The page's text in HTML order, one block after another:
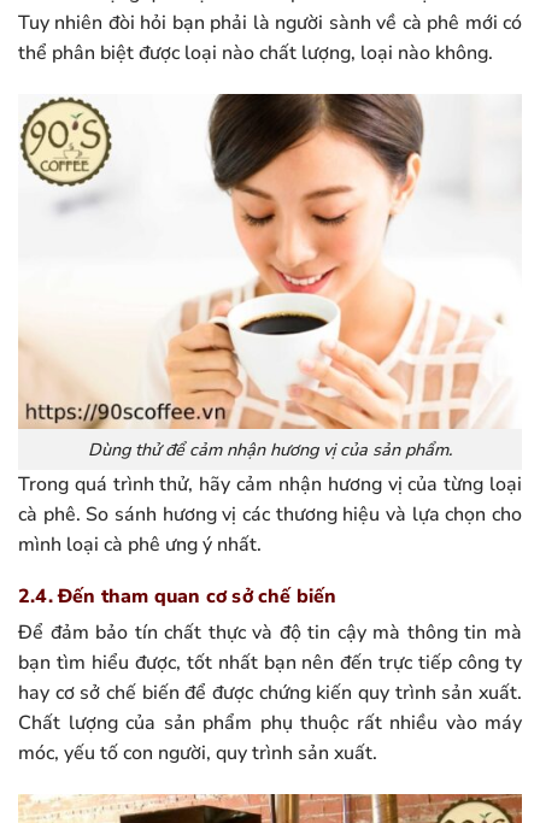
Tuy nhiên đòi hỏi bạn phải là người sành về cà phê mới có
thể phân biệt được loại nào chất lượng, loại nào không.
Dùng thử để cảm nhận hương vị của sản phẩm.
Trong quá trình thử, hãy cảm nhận hương vị của từng loại
cà phê. So sánh hương vị các thương hiệu và lựa chọn cho
mình loại cà phê ưng ý nhất.
2.4. Đến tham quan cơ sở chế biến
Để đảm bảo tín chất thực và độ tin cậy mà thông tin mà
bạn tìm hiểu được, tốt nhất bạn nên đến trực tiếp công ty
hay cơ sở chế biến để được chứng kiến quy trình sản xuất.
Chất lượng của sản phẩm phụ thuộc rất nhiều vào máy
móc, yếu tố con người, quy trình sản xuất.